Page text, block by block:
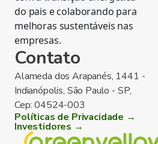
do pais e colaborando para
melhoras sustentáveis nas
empresas.
Contato
Alameda dos Arapanés, 1441 -
Indianópolis, São Paulo - SP,
Cep: 04524-003
Políticas de Privacidade →
Investidores →